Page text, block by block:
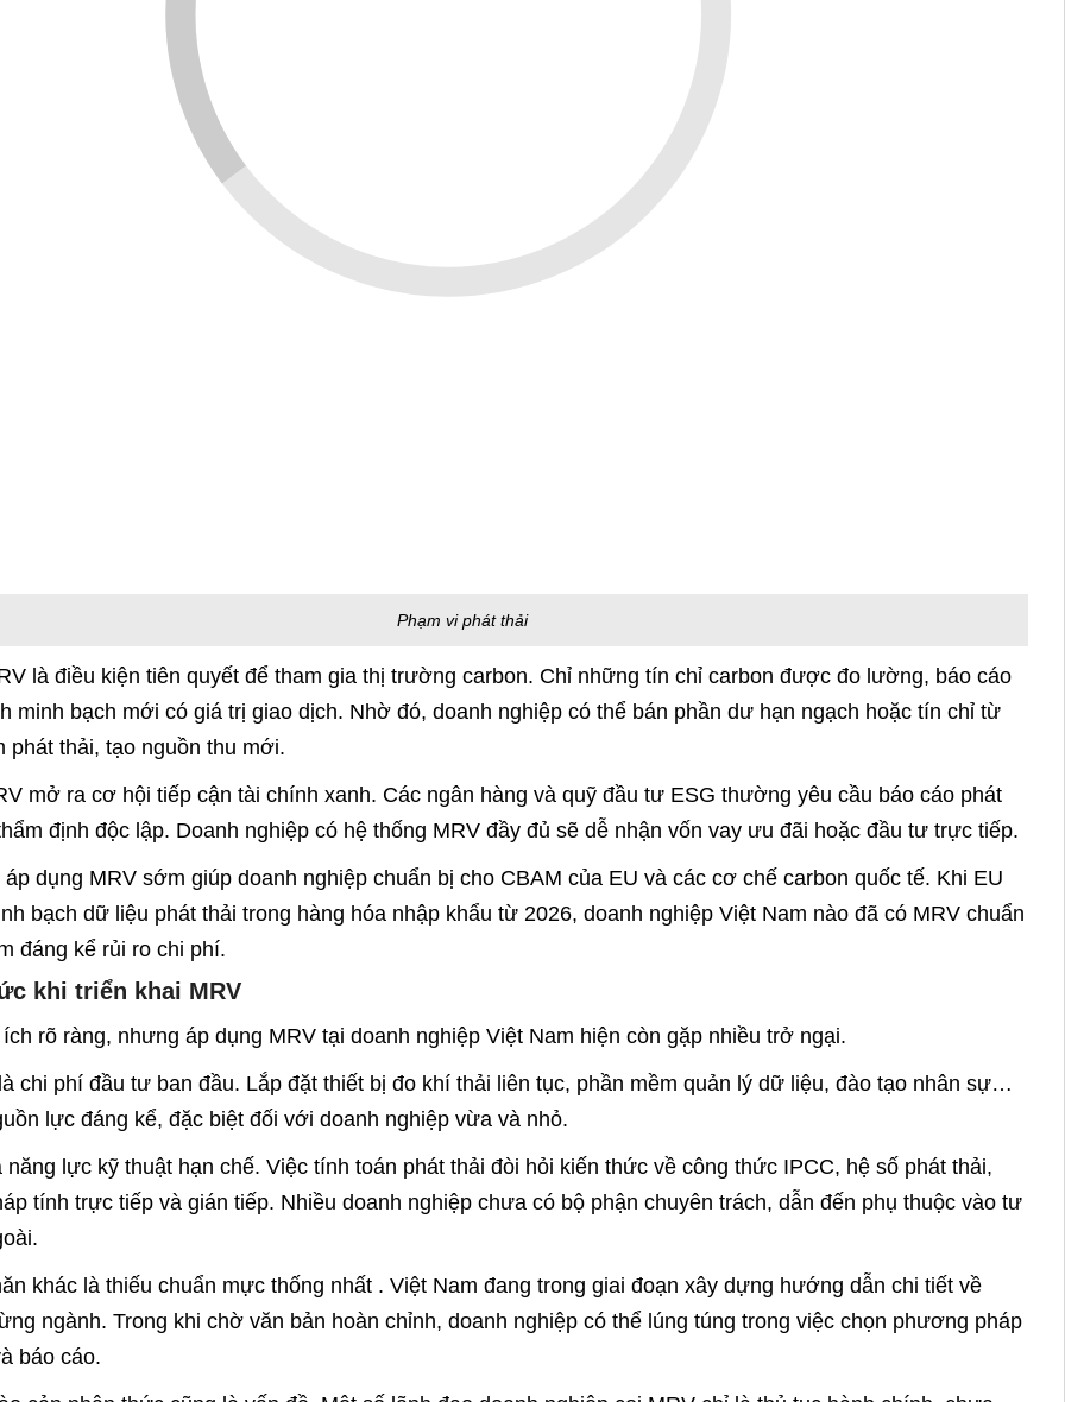
năng lực kỹ thuật hạn chế. Việc tính toán phát thải đòi hỏi kiến thức về công thức IPCC, hệ số phát thải,
tính trực tiếp và gián tiếp. Nhiều doanh nghiệp chưa có bộ phận chuyên trách, dẫn đến phụ thuộc vào tư
khác là thiếu chuẩn mực thống nhất . Việt Nam đang trong giai đoạn xây dựng hướng dẫn chi tiết về
ngành. Trong khi chờ văn bản hoàn chỉnh, doanh nghiệp có thể lúng túng trong việc chọn phương pháp
cản nhận thức cũng là vấn đề. Một số lãnh đạo doanh nghiệp coi MRV chỉ là thủ tục hành chính, chưa
Những doanh nghiệp có dữ liệu phát thải minh bạch sẽ tối ưu được chi phí carbon, tham gia giao dịch
hội nhập sâu vào chuỗi cung ứng xanh toàn cầu.
còn giúp Việt Nam kết nối thị trường carbon quốc tế, tham gia cơ chế tín chỉ tự nguyện (VCM) hay các
phương như JCM với Nhật Bản. Đây là cơ hội để doanh nghiệp Việt Nam không chỉ đáp ứng trong
bán tín chỉ carbon ra thế giới.
kinh tế carbon thấp, MRV không còn là lựa chọn, mà là điều kiện sống còn cho sự phát triển bền
nghiệp.
- Tiết kiệm năng lượng, kiến tạo tương lai xanh!
ty tại: Số 8A ngõ 192/14, đường Giải Phóng, Phường Phương Liệt, Thành phố Hà
dịch tại: A902, 124 Minh Khai, Tương Mai, Hà Nội